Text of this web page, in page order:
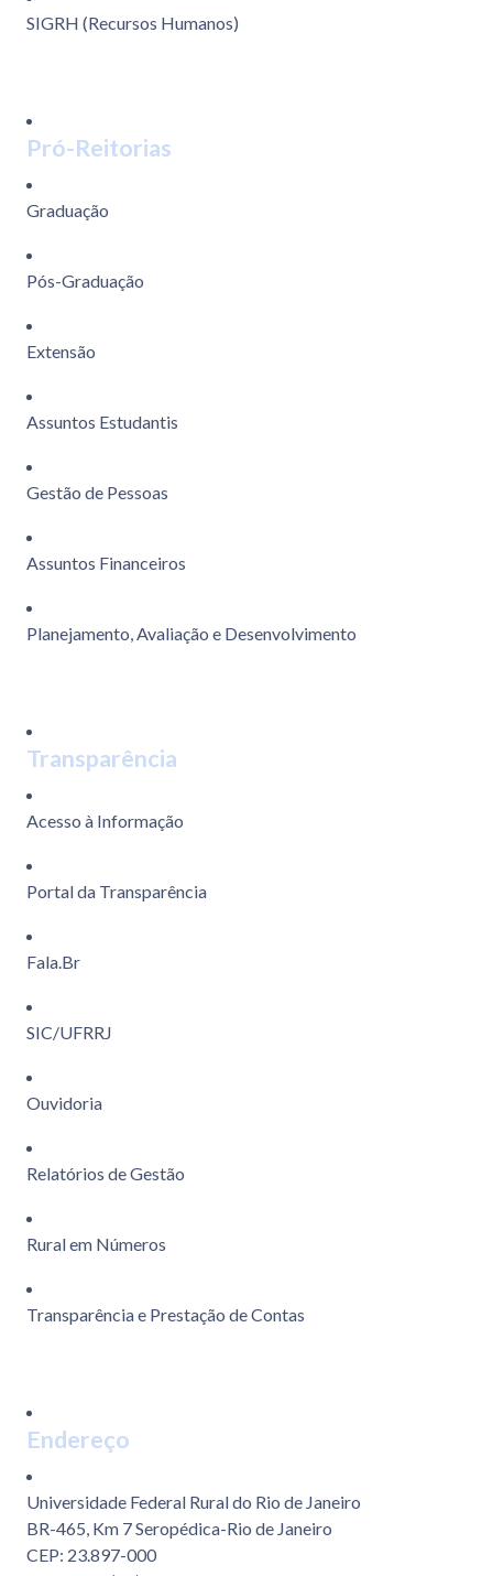
SIGRH (Recursos Humanos)
Pró-Reitorias
Graduação
Pós-Graduação
Extensão
Assuntos Estudantis
Gestão de Pessoas
Assuntos Financeiros
Planejamento, Avaliação e Desenvolvimento
Transparência
Acesso à Informação
Portal da Transparência
Fala.Br
SIC/UFRRJ
Ouvidoria
Relatórios de Gestão
Rural em Números
Transparência e Prestação de Contas
Endereço
Universidade Federal Rural do Rio de Janeiro
BR-465, Km 7 Seropédica-Rio de Janeiro
CEP: 23.897-000